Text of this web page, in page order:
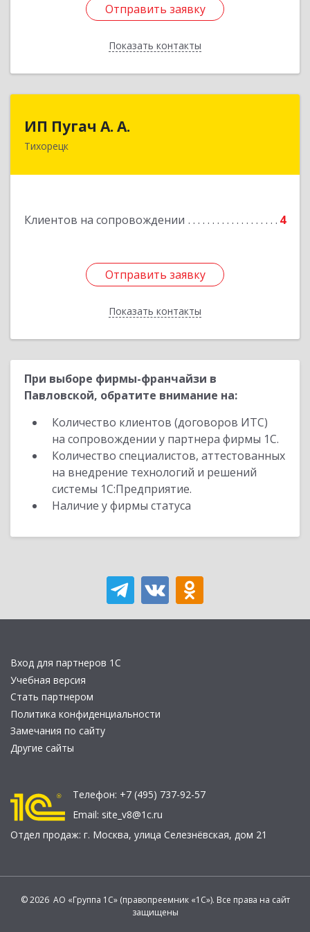
Отправить заявку
Показать контакты
Отправить заявку
Назад
ИП Пугач А. А.
Тихорецк
Клиентов на сопровождении 4
Отправить заявку
Показать контакты
352114, Краснодарский край, Тихорецкий р-н,
Подробнее
Отправить заявку
Назад
При выборе фирмы-франчайзи в
Павловской, обратите внимание на:
Количество клиентов (договоров ИТС)
на сопровождении у партнера фирмы 1С.
Количество специалистов, аттестованных
на внедрение технологий и решений
системы 1С:Предприятие.
Наличие у фирмы статуса
Вход для партнеров 1С
Учебная версия
Стать партнером
Политика конфиденциальности
Замечания по сайту
Другие сайты
Телефон: +7 (495) 737-92-57
Email: site_v8@1c.ru
Отдел продаж: г. Москва, улица Селезнёвская, дом 21
© 2026 АО «Группа 1С» (правопреемник «1С»). Все права на сайт
защищены